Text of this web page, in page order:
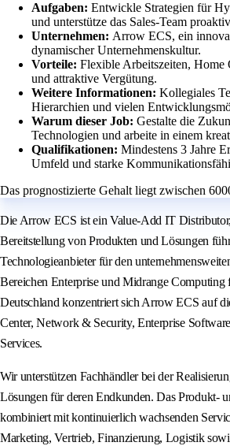
Aufgaben: Entwickle Strategien für
und unterstütze das Sales-Team
Unternehmen: Arrow ECS, ein
dynamischer Unternehmenskultur.
Vorteile: Flexible Arbeitszeiten, Home
und attraktive Vergütung.
Weitere Informationen: Kollegiales
Hierarchien und vielen
Warum dieser Job: Gestalte die
Technologien und arbeite in einem
Qualifikationen: Mindestens 3 Jahre
Umfeld und starke
Das prognostizierte Gehalt liegt zwischen
Die Arrow ECS ist ein Value-Add IT
Bereitstellung von Produkten und Lösungen
Technologieanbieter für den
Bereichen Enterprise und Midrange Computing
Deutschland konzentriert sich Arrow ECS auf
Center, Network & Security, Enterprise
Services.
Wir unterstützen Fachhändler bei der
Lösungen für deren Endkunden. Das Produkt-
kombiniert mit kontinuierlich wachsenden
Marketing, Vertrieb, Finanzierung, Logistik